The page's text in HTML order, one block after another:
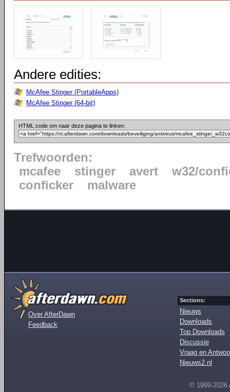
Andere edities:
McAfee Stinger (PortableApps)
McAfee Stinger (64-bit)
HTML code om naar deze pagina te linken:
Trefwoorden:
mcafee
stinger avert
w32/
conficker
malware
Over AfterDawn
Feedback
Sections:
Nieuws
Downloads
Top Downloads
Discussie
Vraag en
Nieuws2.nl
© 1999-2026